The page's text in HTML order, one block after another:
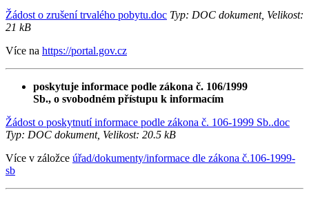
Žádost o zrušení trvalého pobytu.doc Typ: DOC dokument, Velikost:
21 kB
Více na https://portal.gov.cz
poskytuje informace podle zákona č. 106/1999
Sb., o svobodném přístupu k informacím
Žádost o poskytnutí informace podle zákona č. 106-1999 Sb..doc
Typ: DOC dokument, Velikost: 20.5 kB
Více v záložce úřad/dokumenty/informace dle zákona č.106-1999-
sb